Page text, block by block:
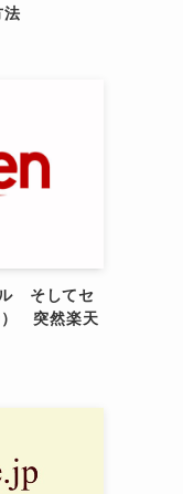
法
そしてセ
） 突然楽天